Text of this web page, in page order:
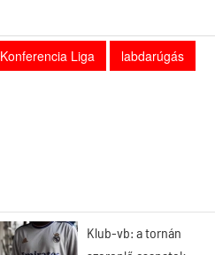
Konferencia Liga labdarúgás
Klub-vb: a tornán